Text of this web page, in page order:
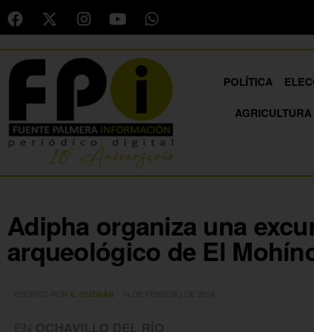
POLÍTICA
AGRICULTURA
Adipha organiza una
arqueológico de El
E. GUZMÁN